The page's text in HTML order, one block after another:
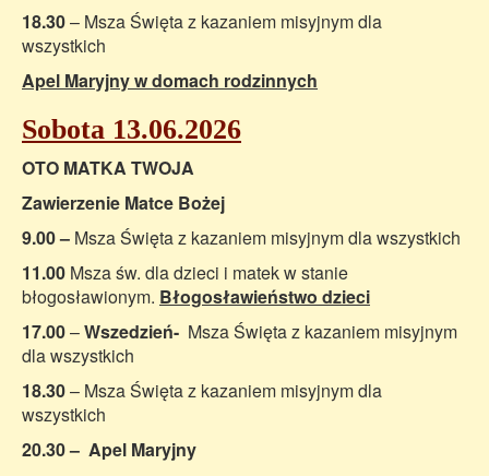
18.30– Msza Święta z kazaniem misyjnym dla
wszystkich
Apel Maryjny w domach rodzinnych
Sobota 13.06.2026
OTO MATKA TWOJA
Zawierzenie Matce Bożej
9.00 – Msza Święta z kazaniem misyjnym dla wszystkich
11.00 Msza św. dla dzieci i matek w stanie
błogosławionym. Błogosławieństwo dzieci
17.00–Wszedzień- Msza Święta z kazaniem misyjnym
dla wszystkich
18.30– Msza Święta z kazaniem misyjnym dla
wszystkich
20.30– Apel Maryjny